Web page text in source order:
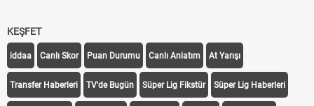
KEŞFET
iddaa Canlı Skor Puan Durumu Canlı Anlatım At Yarışı
Transfer Haberleri TV'de Bugün Süper Lig Fikstür Süper Lig Haberleri